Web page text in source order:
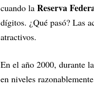
cuando la Reserva
dígitos. ¿Qué pasó? Las
atractivos.
En el año 2000, durante
en niveles